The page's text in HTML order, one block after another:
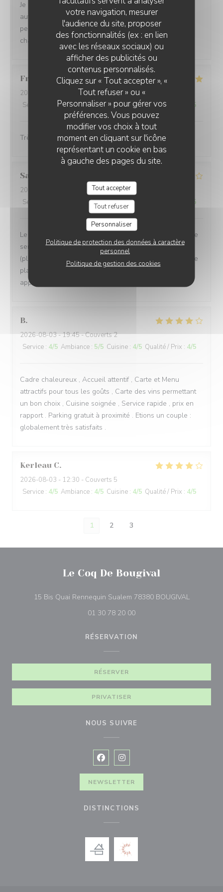
votre navigation, mesurer
l'audience du site, proposer
des fonctionnalités (ex : en lien
avec les réseaux sociaux) ou
afficher des publicités ou
contenus personnalisés.
Cliquez sur « Tout accepter », «
Tout refuser » ou «
Personnaliser » pour gérer vos
préférences. Vous pouvez
modifier vos choix à tout
moment en cliquant sur l'icône
représentant un cookie en bas
à gauche des pages du site.
Tout accepter
Tout refuser
Personnaliser
Politique de protection des données à caractère
personnel
Politique de gestion des cookies
Je suis venue pour la 3ème fois et j’apprécie toujours
autant la beauté du cadre, le professionnalisme du
personnel, la grande qualité des plats et l’accueil
chaleureux des propriétaires de cet établissement.
Francoise B
2026-08-05
- 19:30 - Couverts 2
Service
/5 Ambiance:4/5 Cuisine: 5/5 Qualité / Prix /5
Très bon .Accueil ,service de qualité.
Sandrine
2026-08-01
- 20:00 - Couverts 5
Service
Ambiance:5/5 Cuisine:2 /5
Le cadre est magnifique, dehors comme à l'intérieur et le
service est attentionné. Toutefois, la cuisine n'est pas
(plus) à la hauteur et nous avons eu des changement de
plats de la formule sans nous prévenir avant de nous
apporter les assiettes.
B
2026-08-03- 19:45 - Couverts 2
Service : 4/5 Ambiance : 5/5 Cuisine : 4/5 Qualité / Prix : 4/5
Cadre chaleureux , Accueil attentif , Carte et Menu
attractifs pour tous les goûts , Carte des vins permettant
un bon choix , Cuisine soignée , Service rapide , prix en
rapport . Parking gratuit à proximité . Etions un couple :
globalement très satisfaits .
Kerleau C
2026-08-03 - 12:30 - Couverts 5
Service : 4/5 Ambiance : 4/5 Cuisine : 4/5 Qualité / Prix : 4/5
1 2 3
Le Coq De Bougival
15 Bis Quai Rennequin Sualem 78380 BOUGIVAL((ouvre
01 30 78 20 00
RÉSERVATION
RÉSERVER
PRIVATISER
NOUS SUIVRE
Facebook ((ouvre une nouvelle
Instagram ((ouvre une
NEWSLETTER
DISTINCTIONS